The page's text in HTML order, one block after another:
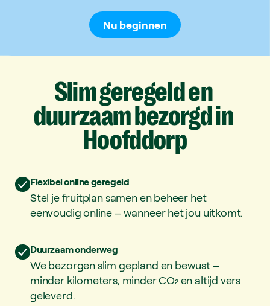
Nu beginnen
Slimgeregelden
duurzaambezorgdin
Hoofddorp
Flexibel online geregeld
Stel je fruitplan samen en beheer het
eenvoudig online – wanneer het jou uitkomt.
Duurzaam onderweg
We bezorgen slim gepland en bewust –
minder kilometers, minder CO₂ en altijd vers
geleverd.